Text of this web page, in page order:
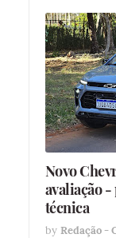
Novo
avaliação -
técnica
by Redação -